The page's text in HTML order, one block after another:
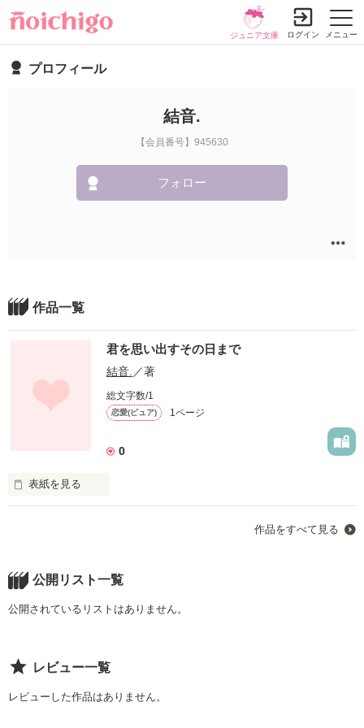
メニュー
ジュニア文庫 ログイン
プロフィール
結音.
【会員番号】945630
フォロー
作品一覧
君を思い出すその日まで
結音. ／著
総文字数/1
恋愛(ピュア) 1ページ
0
表紙を見る
大好きだった人。
いまでは、｢大切な友達｣
作品をすべて見る
公開リスト一覧
公開されているリストはありません。
レビュー一覧
レビューした作品はありません。